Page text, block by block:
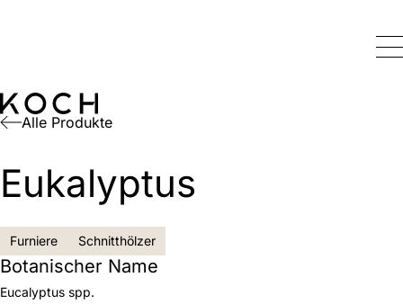
Alle Produkte
Eukalyptus
Furniere Schnitthölzer
Botanischer Name
Eucalyptus spp.